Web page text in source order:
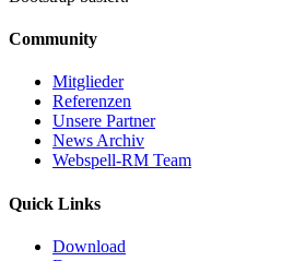
Community
Mitglieder
Referenzen
Unsere Partner
News Archiv
Webspell-RM Team
Quick Links
Download